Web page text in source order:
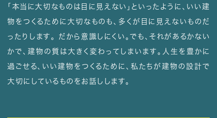
「本当に大切なものは目に見えない」といったように、いい建
物をつくるために大切なものも、多くが目に見えないものだ
ったりします。 だから意識しにくい。でも、それがあるかない
かで、建物の質は大きく変わってしまいます。人生を豊かに
過ごせる、いい建物をつくるために、私たちが建物の設計で
大切にしているものをお話しします。